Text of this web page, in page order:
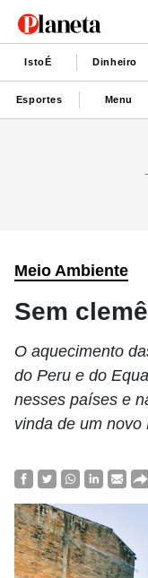
IstoÉ Dinheiro
Esportes Menu
Meio Ambiente
Sem
O aquecimento
do Peru e do
nesses países e
vinda de um novo